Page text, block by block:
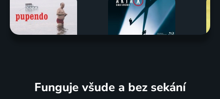
Funguje všude a bez sekání